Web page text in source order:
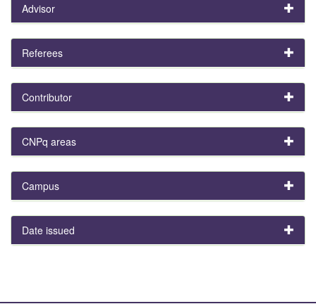
Advisor
Referees
Contributor
CNPq areas
Campus
Date issued